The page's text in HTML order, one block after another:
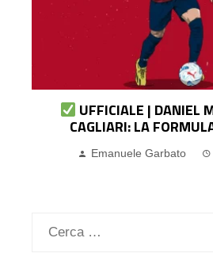
UFFICIALE | DANIEL
CAGLIARI: LA
Emanuele Garbato
Ricerca